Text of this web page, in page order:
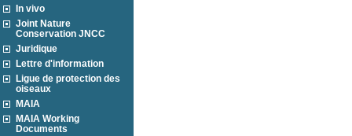
In vivo
Joint Nature
Conservation JNCC
Juridique
Lettre d'information
Ligue de protection des
oiseaux
MAIA
MAIA Working
Documents